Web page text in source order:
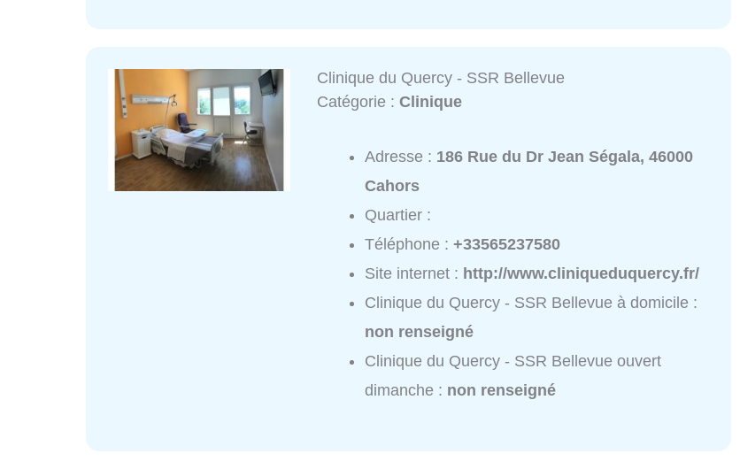
Clinique du Quercy - SSR Bellevue
Catégorie :Clinique
Adresse : 186 Rue du Dr Jean Ségala, 46000
Cahors
Quartier :
Téléphone :+33565237580
Site internet : http://www.cliniqueduquercy.fr/
Clinique du Quercy - SSR Bellevue à domicile :
non renseigné
Clinique du Quercy - SSR Bellevue ouvert
dimanche : non renseigné